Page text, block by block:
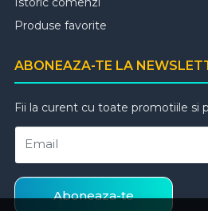
Produse favorite
ABONEAZA-TE LA
Fii la curent cu toate promotiile si
Email
Aboneaza-te